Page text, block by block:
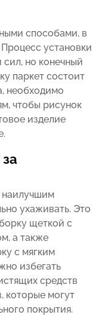
способами, в
установки
но конечный
паркет состоит
необходимо
чтобы рисунок
изделие
наилучшим
ухаживать. Это
щеткой с
а также
с мягким
избегать
средств
которые могут
покрытия.